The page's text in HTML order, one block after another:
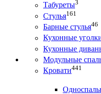
Табуреты3
Стулья161
Барные стулья46
Кухонные
Кухонные
Модульные
Кровати441